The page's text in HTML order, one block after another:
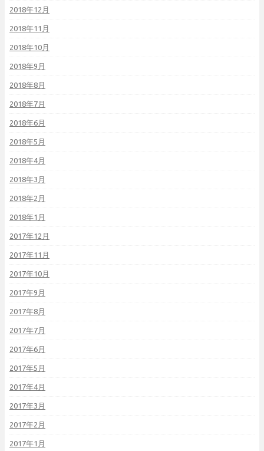
2018年12月
2018年11月
2018年10月
2018年9月
2018年8月
2018年7月
2018年6月
2018年5月
2018年4月
2018年3月
2018年2月
2018年1月
2017年12月
2017年11月
2017年10月
2017年9月
2017年8月
2017年7月
2017年6月
2017年5月
2017年4月
2017年3月
2017年2月
2017年1月